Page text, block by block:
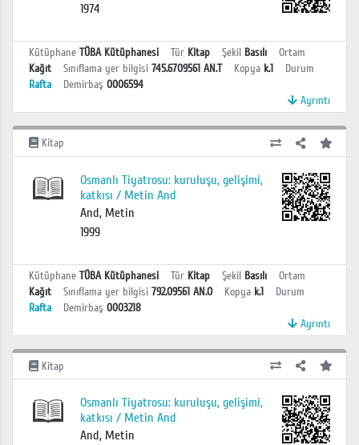
1974
Kütüphane TÜBA Kütüphanesi Tür Kitap Şekil Basılı
Ortam
Kağıt
Sınıflama yer bilgisi 745.6709561 AN.T Kopya k.1
Durum
Rafta
Demirbaş 0006594
Ayrıntı
Kitap
Osmanlı Tiyatrosu: kuruluşu, gelişimi,
katkısı / Metin And
And, Metin
1999
Kütüphane TÜBA Kütüphanesi Tür Kitap Şekil Basılı
Ortam
Kağıt
Sınıflama yer bilgisi 792.09561 AN.O Kopya k.1
Durum
Rafta
Demirbaş 0003218
Ayrıntı
Kitap
Osmanlı Tiyatrosu: kuruluşu, gelişimi,
katkısı / Metin And
And, Metin